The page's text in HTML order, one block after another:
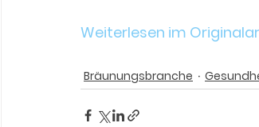
Weiterlesen im
Bräunungsbranche